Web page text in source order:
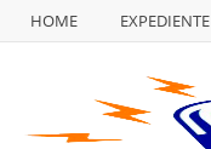
HOME EXPEDIENTE
EXPEDIENTE